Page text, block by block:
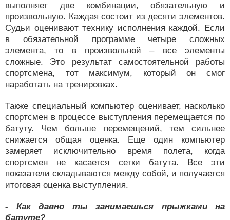
выполняет две комбинации, обязательную и
произвольную. Каждая состоит из десяти элементов.
Судьи оценивают технику исполнения каждой. Если
в обязательной программе четыре сложных
элемента, то в произвольной – все элементы
сложные. Это результат самостоятельной работы
спортсмена, тот максимум, который он смог
наработать на тренировках.
Также специальный компьютер оценивает, насколько
спортсмен в процессе выступления перемещается по
батуту. Чем больше перемещений, тем сильнее
снижается общая оценка. Еще один компьютер
замеряет исключительно время полета, когда
спортсмен не касается сетки батута. Все эти
показатели складываются между собой, и получается
итоговая оценка выступления.
- Как давно ты занимаешься прыжками на
батуте?